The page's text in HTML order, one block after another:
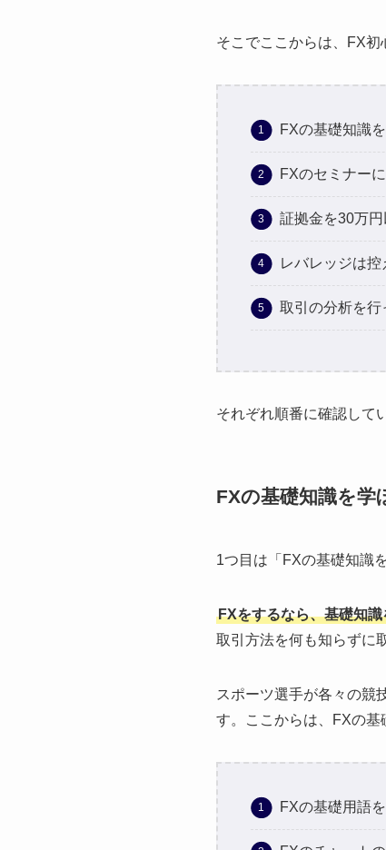
そこでここからは、FX初
FXの基礎知識
FXのセミナー
証拠金を30万
レバレッジは控
取引の分析を行
それぞれ順番に確認して
FXの基礎知識を学
1つ目は「FXの基礎知識
FXをするなら、基礎知
取引方法を何も知らずに
スポーツ選手が各々の競
す。ここからは、FXの基
FXの基礎用語